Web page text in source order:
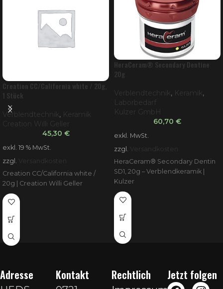
Creation CC/California white / 20g,
1 Stück
Verblendtechnik , Keramik
Creation Willi Geller
45,30 €
exkl. 19 % MwSt.
zzgl.
Versandkosten
Creation CC/California white /
20g | Creation Willi Geller
HeraCeram® Secondary Dentine
20g
Verblendtechnik , Keramik ,
Laborbedarf
Kulzer GmbH
60,70 €
exkl. MwSt.
zzgl.
Versandkosten
HeraCeram® Secondary Dentin
SD1, 20g – Verblendkeramik |
Kulzer
Adresse Kontakt Rechtlich Jetzt folgen